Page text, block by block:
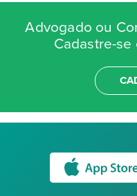
Advogado ou
Cadastre-